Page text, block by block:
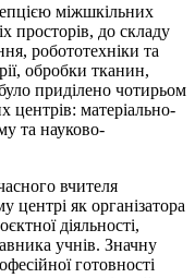
міжшкільних
просторів, до складу
робототехніки та
обробки тканин,
приділено чотирьом
центрів: матеріально-
та науково-
вчителя
центрі як організатора
діяльності,
учнів. Значну
готовності